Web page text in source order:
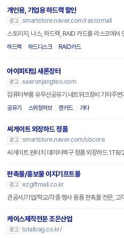
개인용, 기업용 하드랙 할인
광고 smartstore.naver.com/rascomall
스토리지, 나스, 하드랙, RAID 카드를 라스코에서
하드랙 하드디스크 RAID카드
아이피타임 새론장터
광고 saeronjangteo.com
컴퓨터부품 유무선공유기 네트워크장비 기타주변
공유기 스위칭허브 랜카드 기타
씨게이트 외장하드 정품
광고 smartstore.naver.com/sbcore
씨게이트 원터치 데이터복구 정품 외장하드
판촉물/홍보물 이지기프트몰
광고
ezgiftmall.co.kr
관공서/기업/학교/각종 행사 용품 판촉물 전문, 고
케이스제작전문 조은산업
광고 totalbag.co.kr/